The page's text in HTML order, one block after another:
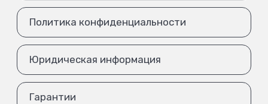
Политика конфиденциальности
Юридическая информация
Гарантии